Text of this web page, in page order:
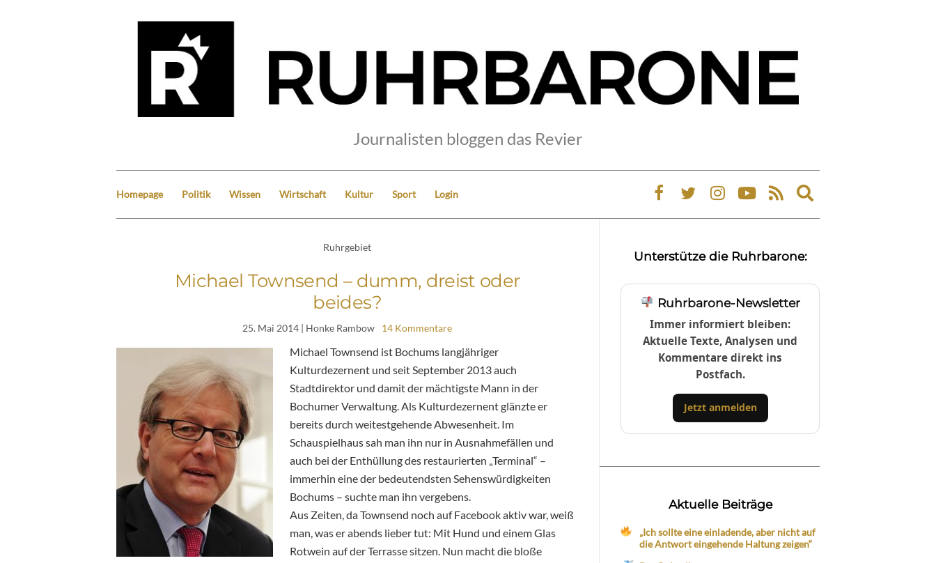
Journalisten bloggen das Revier
Homepage Politik Wissen Wirtschaft Kultur Sport Login
Expand
search
Ruhrgebiet
Michael Townsend – dumm, dreist oder
beides?
25. Mai 2014 | Honke Rambow 14 Kommentare
Michael Townsend ist Bochums langjähriger
Kulturdezernent und seit September 2013 auch
Stadtdirektor und damit der mächtigste Mann in der
Bochumer Verwaltung. Als Kulturdezernent glänzte er
bereits durch weitestgehende Abwesenheit. Im
Schauspielhaus sah man ihn nur in Ausnahmefällen und
auch bei der Enthüllung des restaurierten „Terminal“ –
immerhin eine der bedeutendsten Sehenswürdigkeiten
Bochums – suchte man ihn vergebens.
Aus Zeiten, da Townsend noch auf Facebook aktiv war, weiß
man, was er abends lieber tut: Mit Hund und einem Glas
Rotwein auf der Terrasse sitzen. Nun macht die bloße
Unterstütze die Ruhrbarone:
Ruhrbarone-Newsletter
Immer informiert bleiben:
Aktuelle Texte, Analysen und
Kommentare direkt ins
Postfach.
Jetzt anmelden
Aktuelle Beiträge
„Ich sollte eine einladende, aber nicht auf
die Antwort eingehende Haltung zeigen“